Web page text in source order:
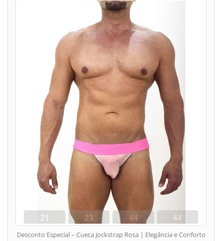
21
dias
23
hora
44
min
43
seg
Desconto Especial – Cueca Jockstrap Rosa | Elegância e Conforto